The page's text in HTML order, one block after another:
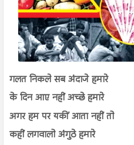
गलत निकले सब अंदाजे हमारे
के दिन आए नहीं अच्छे हमारे
अगर हम पर यकीं आता नहीं तो
कहीं लगवालो अंगुठे हमारे